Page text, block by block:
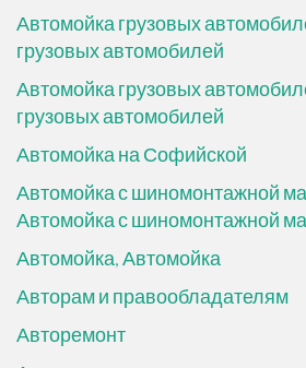
Автомойка грузовых
грузовых автомобилей
Автомойка грузовых
грузовых автомобилей
Автомойка на Софийской
Автомойка с шиномонтажной
Автомойка с шиномонтажной
Автомойка, Автомойка
Авторам и правообладателям
Авторемонт